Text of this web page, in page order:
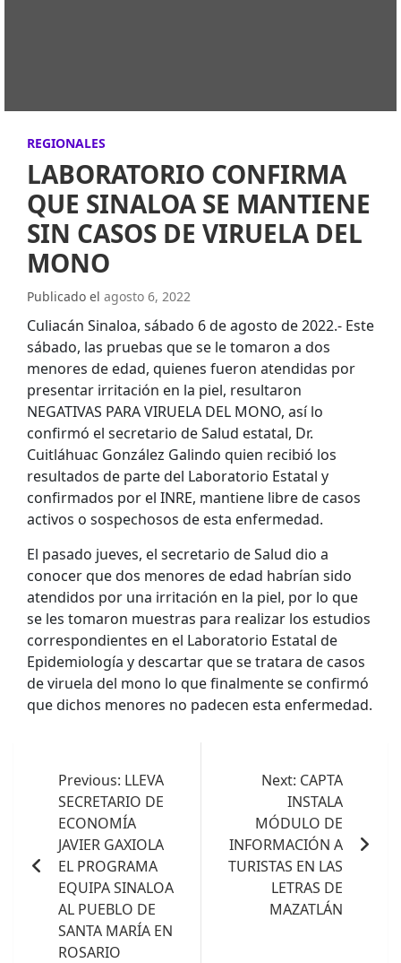
REGIONALES
LABORATORIO CONFIRMA
QUE SINALOA SE MANTIENE
SIN CASOS DE VIRUELA DEL
MONO
Publicado el agosto 6, 2022
Culiacán Sinaloa, sábado 6 de agosto de 2022.- Este
sábado, las pruebas que se le tomaron a dos
menores de edad, quienes fueron atendidas por
presentar irritación en la piel, resultaron
NEGATIVAS PARA VIRUELA DEL MONO, así lo
confirmó el secretario de Salud estatal, Dr.
Cuitláhuac González Galindo quien recibió los
resultados de parte del Laboratorio Estatal y
confirmados por el INRE, mantiene libre de casos
activos o sospechosos de esta enfermedad.
El pasado jueves, el secretario de Salud dio a
conocer que dos menores de edad habrían sido
atendidos por una irritación en la piel, por lo que
se les tomaron muestras para realizar los estudios
correspondientes en el Laboratorio Estatal de
Epidemiología y descartar que se tratara de casos
de viruela del mono lo que finalmente se confirmó
que dichos menores no padecen esta enfermedad.
entradas
Previous: LLEVA
SECRETARIO DE
ECONOMÍA
JAVIER GAXIOLA
EL PROGRAMA
EQUIPA SINALOA
AL PUEBLO DE
SANTA MARÍA EN
ROSARIO
Next: CAPTA
INSTALA
MÓDULO DE
INFORMACIÓN A
TURISTAS EN LAS
LETRAS DE
MAZATLÁN